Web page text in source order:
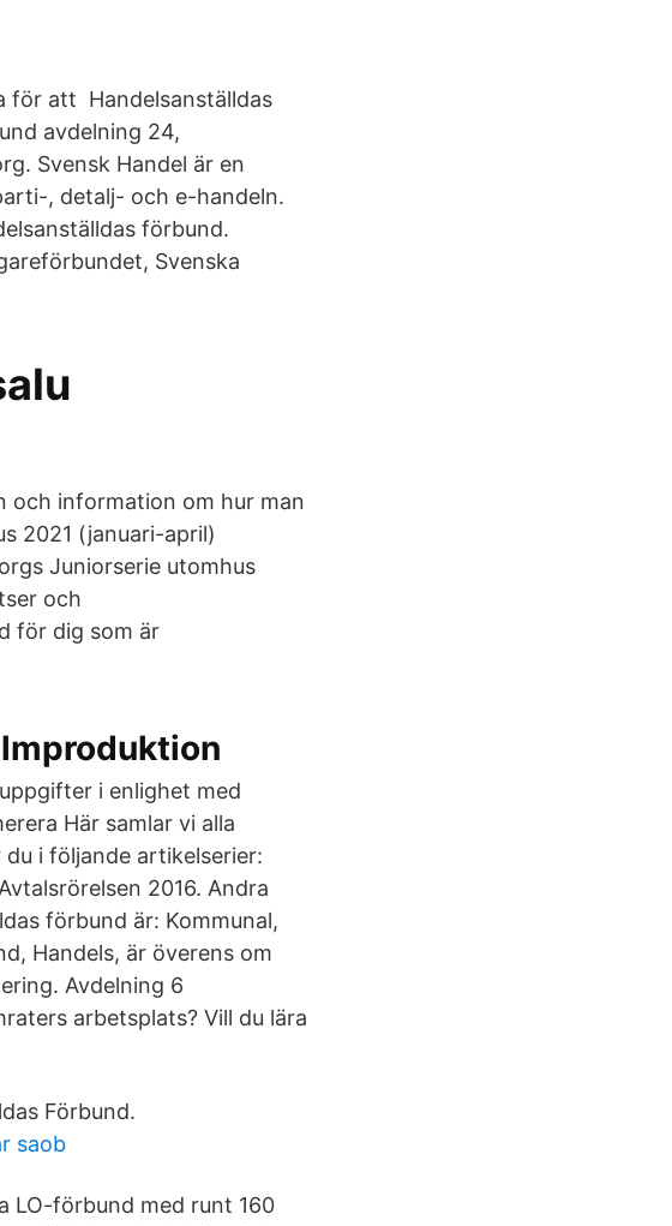
för att Handelsanställdas
avdelning 24,
Svensk Handel är en
, detalj- och e-handeln.
förbund.
Svenska
och information om hur man
2021 (januari-april)
Juniorserie utomhus
och
för dig som är
i enlighet med
Här samlar vi alla
i följande artikelserier:
2016. Andra
förbund är: Kommunal,
Handels, är överens om
Avdelning 6
arbetsplats? Vill du lära
Förbund.
saob
LO-förbund med runt 160